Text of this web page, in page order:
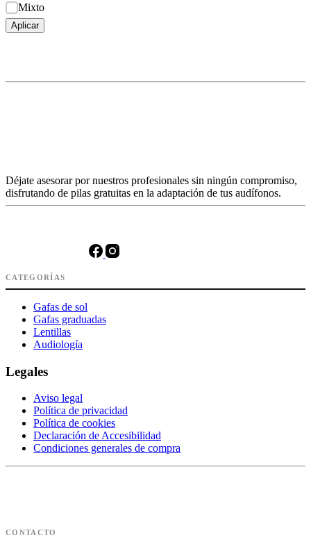
Mixto
Aplicar
Déjate asesorar por nuestros profesionales sin ningún compromiso,
disfrutando de pilas gratuitas en la adaptación de tus audífonos.
CATEGORÍAS
Gafas de sol
Gafas graduadas
Lentillas
Audiología
Legales
Aviso legal
Política de privacidad
Política de cookies
Declaración de Accesibilidad
Condiciones generales de compra
CONTACTO